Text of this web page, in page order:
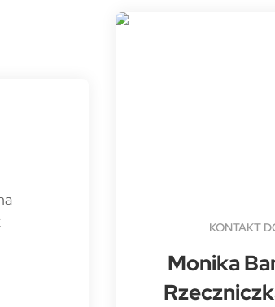
Rzecznik
KONTAKT
Monika